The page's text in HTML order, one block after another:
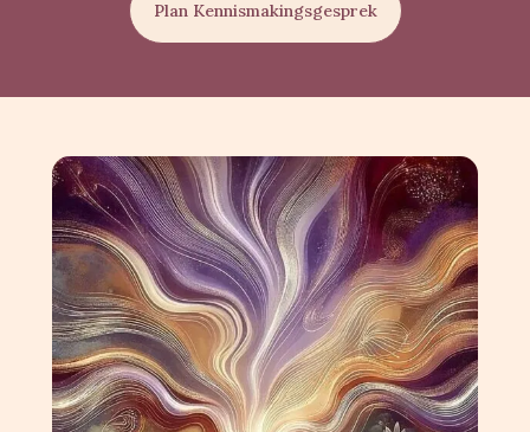
Plan Kennismakingsgesprek